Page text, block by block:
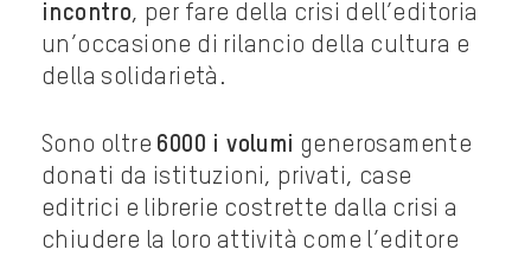
incontro, per fare della crisi dell’editoria
un’occasione di rilancio della cultura e
della solidarietà.
Sono oltre 6000 i volumi generosamente
donati da istituzioni, privati, case
editrici e librerie costrette dalla crisi a
chiudere la loro attività come l’editore